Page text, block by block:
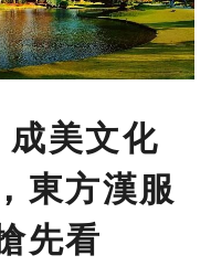
美文化
東方漢服
先看